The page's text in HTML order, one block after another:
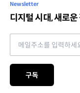
Newsletter
디지털 시대, 새로
Email address
구독